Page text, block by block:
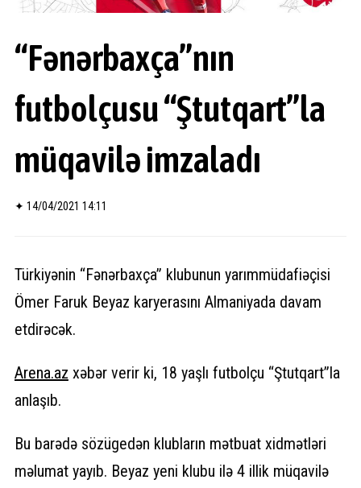
“Fənərbaxça”nın
futbolçusu “Ştutqart”la
müqavilə imzaladı
✦ 14/04/2021 14:11
Türkiyənin “Fənərbaxça” klubunun yarımmüdafiəçisi
Ömer Faruk Beyaz karyerasını Almaniyada davam
etdirəcək.
Arena.az xəbər verir ki, 18 yaşlı futbolçu “Ştutqart”la
anlaşıb.
Bu barədə sözügedən klubların mətbuat xidmətləri
məlumat yayıb. Beyaz yeni klubu ilə 4 illik müqavilə